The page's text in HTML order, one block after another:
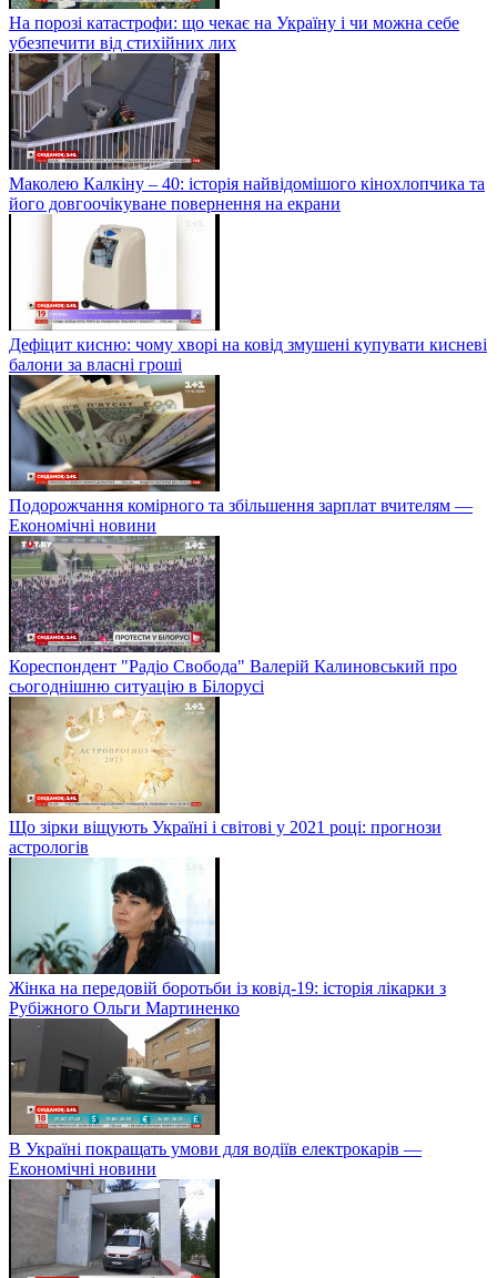
На порозі катастрофи: що чекає на Україну і чи можна себе
убезпечити від стихійних лих
Маколею Калкіну – 40: історія найвідомішого кінохлопчика та
його довгоочікуване повернення на екрани
Дефіцит кисню: чому хворі на ковід змушені купувати кисневі
балони за власні гроші
Подорожчання комірного та збільшення зарплат вчителям —
Економічні новини
Кореспондент "Радіо Свобода" Валерій Калиновський про
сьогоднішню ситуацію в Білорусі
Що зірки віщують Україні і світові у 2021 році: прогнози
астрологів
Жінка на передовій боротьби із ковід-19: історія лікарки з
Рубіжного Ольги Мартиненко
В Україні покращать умови для водіїв електрокарів —
Економічні новини